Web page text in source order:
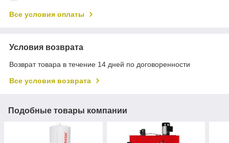
Все условия оплаты
Условия возврата
Возврат товара в течение 14 дней по договоренности
Все условия возврата
Подобные товары компании